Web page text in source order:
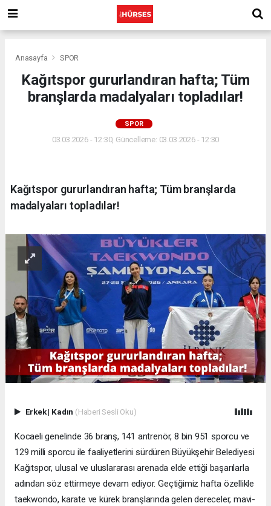
Anasayfa SPOR
Kağıtspor gururlandıran hafta; Tüm
branşlarda madalyaları topladılar!
SPOR
03.03.2026 - 12:30, Güncelleme: 03.03.2026 - 12:30
Kağıtspor gururlandıran hafta; Tüm branşlarda
madalyaları topladılar!
Erkek| Kadın (Haberi Sesli Oku)
Kocaeli genelinde 36 branş, 141 antrenör, 8 bin 951 sporcu ve
129 milli sporcu ile faaliyetlerini sürdüren Büyükşehir Belediyesi
Kağıtspor, ulusal ve uluslararası arenada elde ettiği başarılarla
adından söz ettirmeye devam ediyor. Geçtiğimiz hafta özellikle
taekwondo, karate ve kürek branşlarında gelen dereceler, mavi-